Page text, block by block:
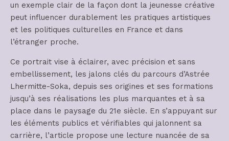
un exemple clair de la façon dont la jeunesse créative
peut influencer durablement les pratiques artistiques
et les politiques culturelles en France et dans
l’étranger proche.
Ce portrait vise à éclairer, avec précision et sans
embellissement, les jalons clés du parcours d’Astrée
Lhermitte-Soka, depuis ses origines et ses formations
jusqu’à ses réalisations les plus marquantes et à sa
place dans le paysage du 21e siècle. En s’appuyant sur
les éléments publics et vérifiables qui jalonnent sa
carrière, l’article propose une lecture nuancée de sa